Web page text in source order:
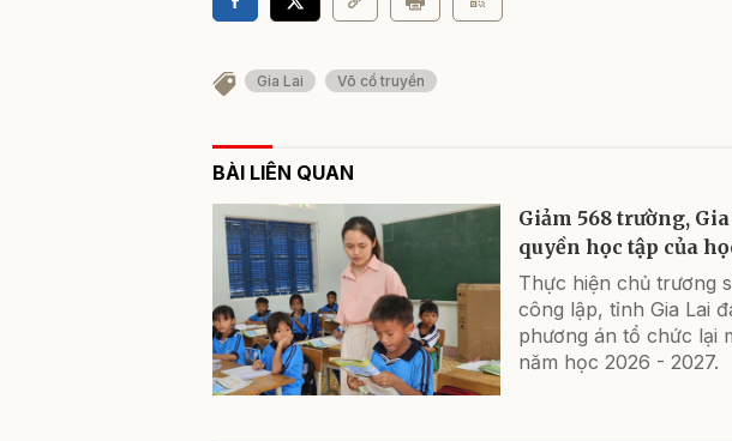
Gia Lai Võ cổ truyền
BÀI LIÊN QUAN
Giảm 568 trường,
quyền học tập của
Thực hiện chủ trương
công lập, tỉnh Gia Lai
phương án tổ chức lại
năm học 2026 - 2027.